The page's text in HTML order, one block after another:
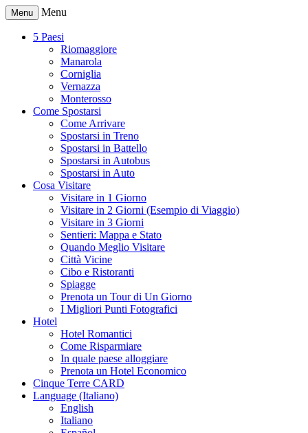
Menu Menu
5 Paesi
Riomaggiore
Manarola
Corniglia
Vernazza
Monterosso
Come Spostarsi
Come Arrivare
Spostarsi in Treno
Spostarsi in Battello
Spostarsi in Autobus
Spostarsi in Auto
Cosa Visitare
Visitare in 1 Giorno
Visitare in 2 Giorni (Esempio di Viaggio)
Visitare in 3 Giorni
Sentieri: Mappa e Stato
Quando Meglio Visitare
Città Vicine
Cibo e Ristoranti
Spiagge
Prenota un Tour di Un Giorno
I Migliori Punti Fotografici
Hotel
Hotel Romantici
Come Risparmiare
In quale paese alloggiare
Prenota un Hotel Economico
Cinque Terre CARD
Language (Italiano)
English
Italiano